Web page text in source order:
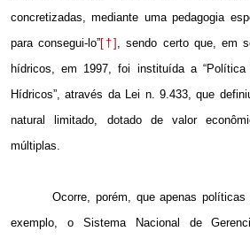
concretizadas, mediante uma pedagogia
para consegui-lo”[†] , sendo certo que, em
hídricos, em 1997, foi instituída a “Política
Hídricos”, através da Lei n. 9.433, que
natural limitado, dotado de valor
múltiplas.
Ocorre, porém, que apenas
exemplo, o Sistema Nacional de